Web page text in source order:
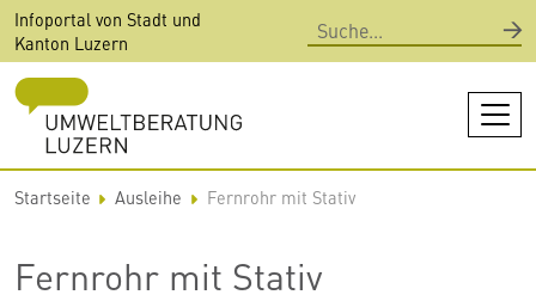
Direkt
zum
Inhalt
Infoportal von Stadt und
Kanton Luzern
Suche
Startseite Ausleihe Fernrohr mit Stativ
Fernrohr mit Stativ